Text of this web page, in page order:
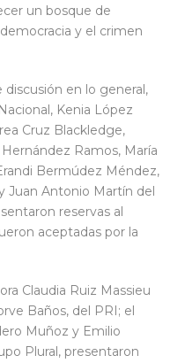
un bosque de
y el crimen
discusión en lo general,
Kenia López
Cruz Blackledge,
Ramos, María
Bermúdez Méndez,
Juan Antonio Martín del
reservas al
aceptadas por la
Claudia Ruiz Massieu
Baños, del PRI; el
Muñoz y Emilio
Plural, presentaron